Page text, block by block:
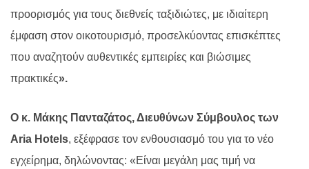
προορισμός για τους διεθνείς ταξιδιώτες, με ιδιαίτερη
έμφαση στον οικοτουρισμό, προσελκύοντας επισκέπτες
που αναζητούν αυθεντικές εμπειρίες και βιώσιμες
πρακτικές».
Ο κ. Μάκης Πανταζάτος, Διευθύνων Σύμβουλος των
Aria Hotels, εξέφρασε τον ενθουσιασμό του για το νέο
εγχείρημα, δηλώνοντας: «Είναι μεγάλη μας τιμή να